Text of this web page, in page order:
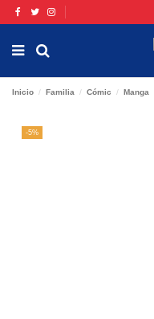
Inicio Familia Cómic Manga
-5%